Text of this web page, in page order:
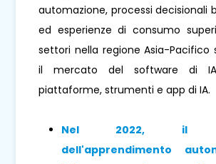
automazione, processi decisionali
ed esperienze di consumo
settori nella regione Asia-Pacifico
il mercato del software di
piattaforme, strumenti e app di IA.
Nel 2022, il
dell'apprendimento